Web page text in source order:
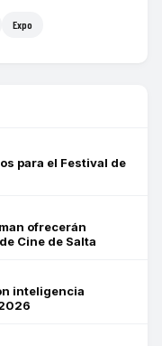
Expo
para el Festival de
ofrecerán
Cine de Salta
inteligencia